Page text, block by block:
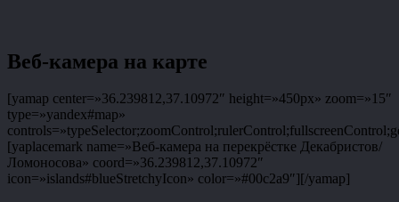
Веб-камера на карте
[yamap center=»36.239812,37.10972″ height=»450px» zoom=»15″
type=»yandex#map»
[yaplacemark name=»Веб-камера на перекрёстке Декабристов/
Ломоносова» coord=»36.239812,37.10972″
icon=»islands#blueStretchyIcon» color=»#00c2a9″][/yamap]